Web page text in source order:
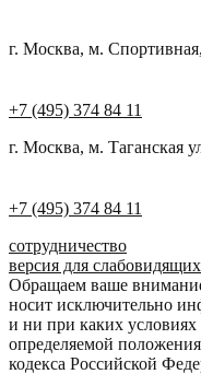
г. Москва, м.
+7 (495) 374 84 11
г. Москва, м. Таганская
+7 (495) 374 84 11
сотрудничество
версия для слабовидящих
Обращаем ваше
носит исключительно
и ни при каких условиях
определяемой
кодекса Российской